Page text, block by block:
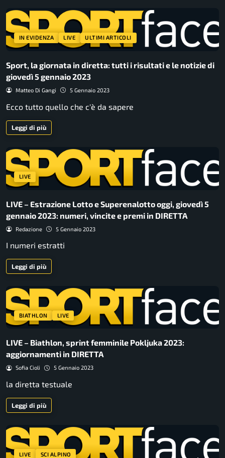
IN EVIDENZA LIVE ULTIMI ARTICOLI
Sport, la giornata in diretta: tutti i risultati e le notizie di
giovedì 5 gennaio 2023
Matteo Di Gangi 5 Gennaio 2023
Ecco tutto quello che c'è da sapere
Leggi di più
LIVE
LIVE – Estrazione Lotto e Superenalotto oggi, giovedì 5
gennaio 2023: numeri, vincite e premi in DIRETTA
Redazione 5 Gennaio 2023
I numeri estratti
Leggi di più
BIATHLON LIVE
LIVE – Biathlon, sprint femminile Pokljuka 2023:
aggiornamenti in DIRETTA
Sofia Cioli 5 Gennaio 2023
la diretta testuale
Leggi di più
LIVE SCI ALPINO